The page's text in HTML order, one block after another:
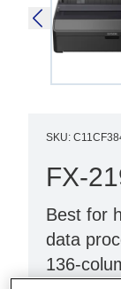
SKU:
FX-
Best for
data
136-